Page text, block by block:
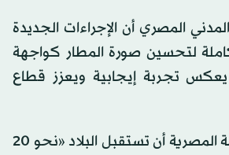
المصري أن الإجراءات الجديدة
لتحسين صورة المطار كواجهة
يعكس تجربة إيجابية ويعزز قطاع
وترجح وزارة السياحة المصرية أن تستقبل البلاد «نحو 20